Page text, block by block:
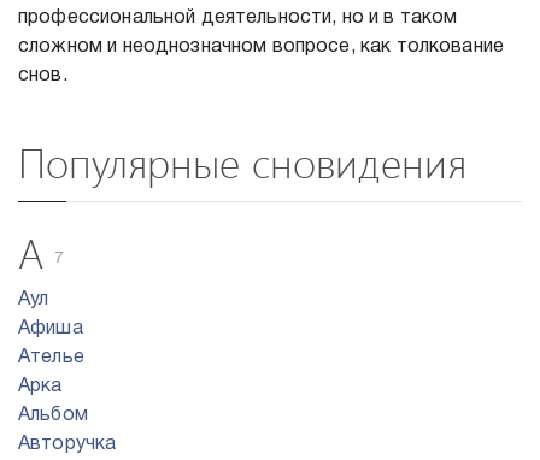
профессиональной деятельности, но и в таком
сложном и неоднозначном вопросе, как толкование
снов.
Популярные сновидения
А
7
Аул
Афиша
Ателье
Арка
Альбом
Авторучка